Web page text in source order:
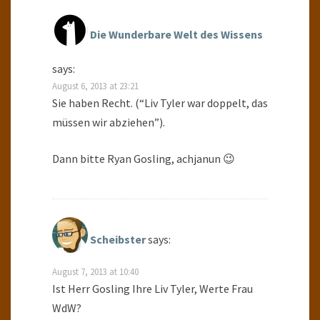
Die Wunderbare Welt des Wissens
says:
August 6, 2013 at 23:21
Sie haben Recht. (“Liv Tyler war doppelt, das
müssen wir abziehen”).
Dann bitte Ryan Gosling, achjanun 😉
Scheibstersays:
August 7, 2013 at 10:40
Ist Herr Gosling Ihre Liv Tyler, Werte Frau
WdW?